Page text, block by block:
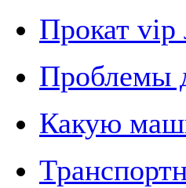
Прокат vip
Проблемы
Какую